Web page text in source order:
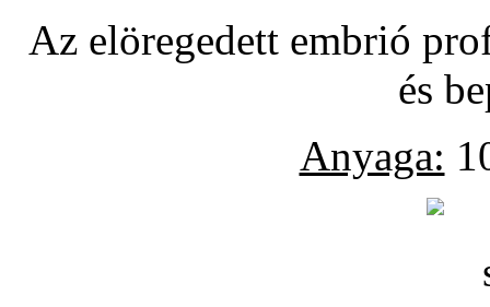
Az elöregedett embrió
és
Anyaga: